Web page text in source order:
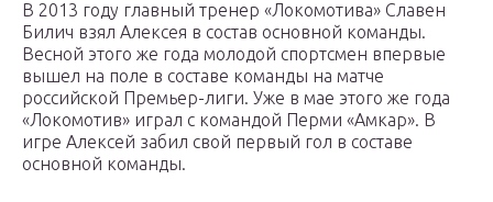
В 2013 году главный тренер «Локомотива» Славен
Билич взял Алексея в состав основной команды.
Весной этого же года молодой спортсмен впервые
вышел на поле в составе команды на матче
российской Премьер-лиги. Уже в мае этого же года
«Локомотив» играл с командой Перми «Амкар». В
игре Алексей забил свой первый гол в составе
основной команды.